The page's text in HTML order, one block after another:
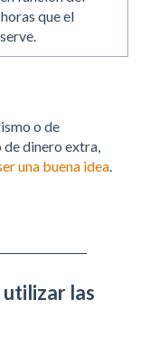
que el
o de
de dinero extra,
una buena idea.
las